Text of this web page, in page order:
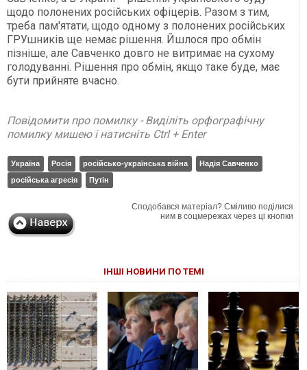
щодо полонених російських офіцерів. Разом з тим,
треба пам'ятати, щодо одному з полонених російських
ГРУшників ще немає рішення. Йшлося про обмін
пізніше, але Савченко довго не витримає на сухому
голодуванні. Рішення про обмін, якщо таке буде, має
бути прийняте вчасно.
Повідомити про помилку - Виділіть орфографічну
помилку мишею і натисніть Ctrl + Enter
Україна Росія російсько-українська війна
Надія Савченко
російська агресія
Путін
Сподобався матеріал? Сміливо поділися
ним в соцмережах через ці кнопки
ІНШІ НОВИНИ ПО ТЕМІ